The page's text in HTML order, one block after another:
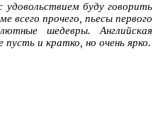
буду говорить
всего прочего, пьесы первого
шедевры. Английская
пусть и кратко, но очень ярко.